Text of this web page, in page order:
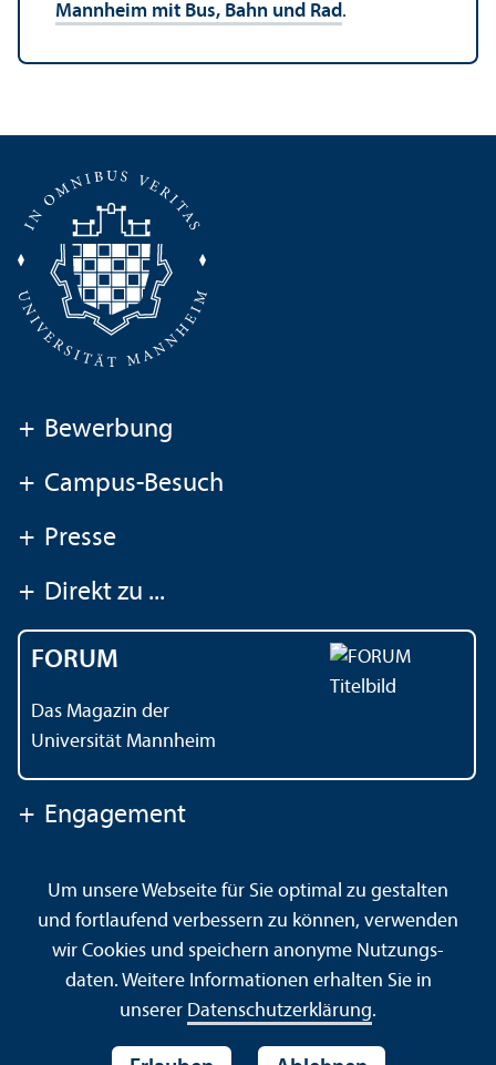
Mannheim mit Bus, Bahn und Rad.
+ Bewerbung
+ Campus-Besuch
+ Presse
+ Direkt zu ...
FORUM
Das Magazin der
Universität Mannheim
+ Engagement
Kontakt Impressum Datenschutz
Barrierefreiheit
Gebärdensprache
Leichte Sprache
Sitemap
Hausordnung
Sicherheit und Notfälle
Um unsere Webseite für Sie optimal zu gestalten
und fortlaufend verbessern zu können, verwenden
wir Cookies und speichern anonyme Nutzungs­
daten. Weitere Informationen erhalten Sie in
unserer Datenschutz­erklärung.